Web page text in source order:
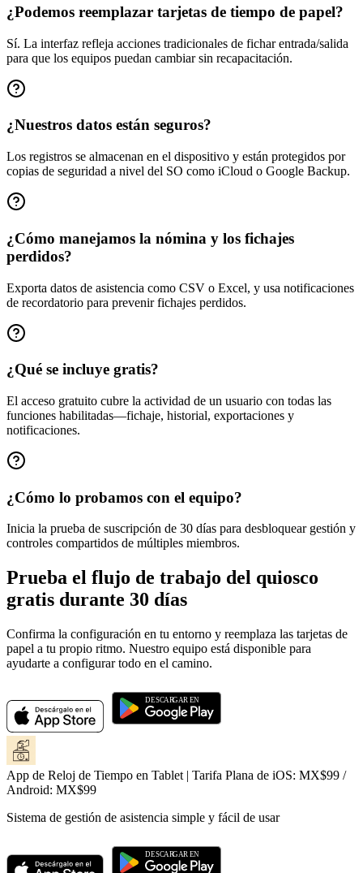
¿Podemos reemplazar tarjetas de tiempo de papel?
Sí. La interfaz refleja acciones tradicionales de fichar entrada/salida
para que los equipos puedan cambiar sin recapacitación.
¿Nuestros datos están seguros?
Los registros se almacenan en el dispositivo y están protegidos por
copias de seguridad a nivel del SO como iCloud o Google Backup.
¿Cómo manejamos la nómina y los fichajes
perdidos?
Exporta datos de asistencia como CSV o Excel, y usa notificaciones
de recordatorio para prevenir fichajes perdidos.
¿Qué se incluye gratis?
El acceso gratuito cubre la actividad de un usuario con todas las
funciones habilitadas—fichaje, historial, exportaciones y
notificaciones.
¿Cómo lo probamos con el equipo?
Inicia la prueba de suscripción de 30 días para desbloquear gestión y
controles compartidos de múltiples miembros.
Prueba el flujo de trabajo del quiosco
gratis durante 30 días
Confirma la configuración en tu entorno y reemplaza las tarjetas de
papel a tu propio ritmo. Nuestro equipo está disponible para
ayudarte a configurar todo en el camino.
App de Reloj de Tiempo en Tablet | Tarifa Plana de iOS: MX$99 /
Android: MX$99
Sistema de gestión de asistencia simple y fácil de usar